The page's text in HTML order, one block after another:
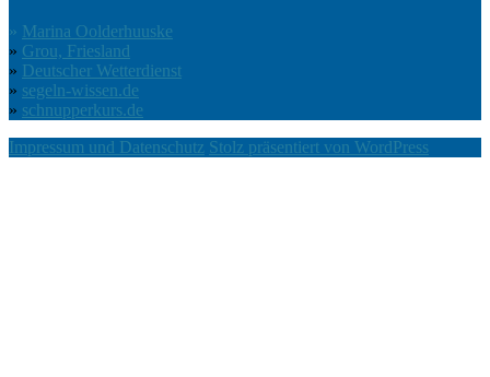
» Marina Oolderhuuske
» Grou, Friesland
» Deutscher Wetterdienst
» segeln-wissen.de
» schnupperkurs.de
Impressum und Datenschutz Stolz präsentiert von WordPress